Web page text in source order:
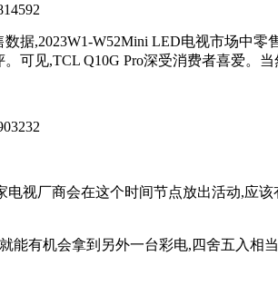
据,2023W1-W52Mini LED电视市场中零
可见,TCL Q10G Pro深受消费者喜爱。
视厂商会在这个时间节点放出活动,应该
能有机会拿到另外一台彩电,四舍五入相